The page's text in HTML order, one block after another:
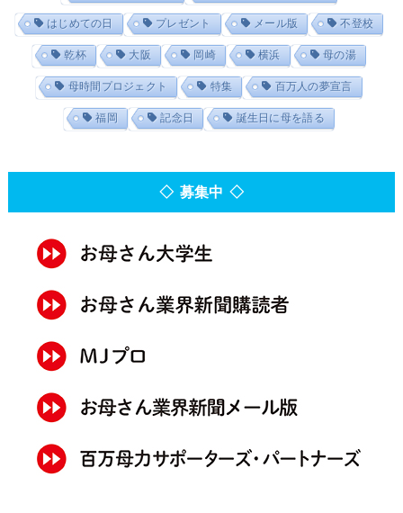
はじめての日 プレゼント メール版 不登校
乾杯 大阪 岡崎 横浜 母の湯
母時間プロジェクト 特集 百万人の夢宣言
福岡 記念日 誕生日に母を語る
◇ 募集中 ◇